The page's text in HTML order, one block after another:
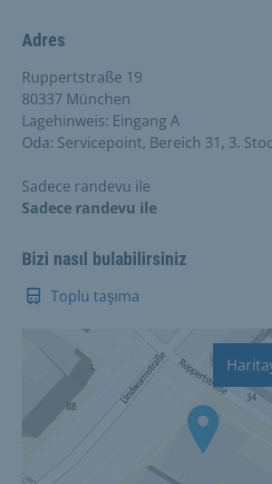
Adres
Ruppertstraße 19
80337 München
Lagehinweis: Eingang A
Oda: Servicepoint, Bereich 31, 3.
Sadece randevu ile
Sadece randevu ile
Bizi nasıl bulabilirsiniz
Toplu taşıma